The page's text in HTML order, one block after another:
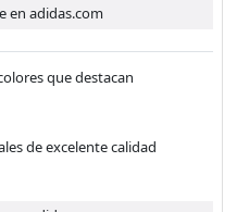
en adidas.com
que destacan
de excelente calidad